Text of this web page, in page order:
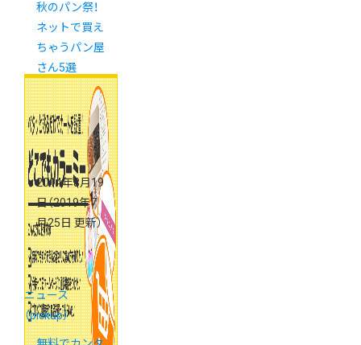
秋のパン祭！
ネットで買え
ちゃうパン屋
さん5選
2014年8月19
日（2019年7
月25日 更新）
ニュース
（pickup）